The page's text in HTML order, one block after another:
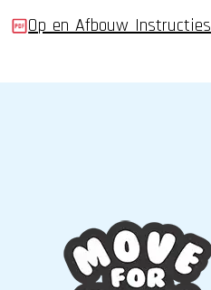
Op_en_Afbouw_Instructies